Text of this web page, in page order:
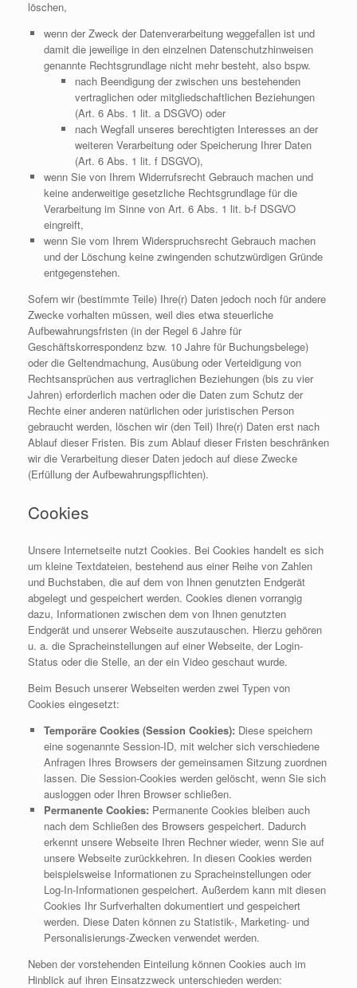
löschen,
wenn der Zweck der Datenverarbeitung weggefallen ist und
damit die jeweilige in den einzelnen Datenschutzhinweisen
genannte Rechtsgrundlage nicht mehr besteht, also bspw.
nach Beendigung der zwischen uns bestehenden
vertraglichen oder mitgliedschaftlichen Beziehungen
(Art. 6 Abs. 1 lit. a DSGVO) oder
nach Wegfall unseres berechtigten Interesses an der
weiteren Verarbeitung oder Speicherung Ihrer Daten
(Art. 6 Abs. 1 lit. f DSGVO),
wenn Sie von Ihrem Widerrufsrecht Gebrauch machen und
keine anderweitige gesetzliche Rechtsgrundlage für die
Verarbeitung im Sinne von Art. 6 Abs. 1 lit. b-f DSGVO
eingreift,
wenn Sie vom Ihrem Widerspruchsrecht Gebrauch machen
und der Löschung keine zwingenden schutzwürdigen Gründe
entgegenstehen.
Sofern wir (bestimmte Teile) Ihre(r) Daten jedoch noch für andere
Zwecke vorhalten müssen, weil dies etwa steuerliche
Aufbewahrungsfristen (in der Regel 6 Jahre für
Geschäftskorrespondenz bzw. 10 Jahre für Buchungsbelege)
oder die Geltendmachung, Ausübung oder Verteidigung von
Rechtsansprüchen aus vertraglichen Beziehungen (bis zu vier
Jahren) erforderlich machen oder die Daten zum Schutz der
Rechte einer anderen natürlichen oder juristischen Person
gebraucht werden, löschen wir (den Teil) Ihre(r) Daten erst nach
Ablauf dieser Fristen. Bis zum Ablauf dieser Fristen beschränken
wir die Verarbeitung dieser Daten jedoch auf diese Zwecke
(Erfüllung der Aufbewahrungspflichten).
Cookies
Unsere Internetseite nutzt Cookies. Bei Cookies handelt es sich
um kleine Textdateien, bestehend aus einer Reihe von Zahlen
und Buchstaben, die auf dem von Ihnen genutzten Endgerät
abgelegt und gespeichert werden. Cookies dienen vorrangig
dazu, Informationen zwischen dem von Ihnen genutzten
Endgerät und unserer Webseite auszutauschen. Hierzu gehören
u. a. die Spracheinstellungen auf einer Webseite, der Login-
Status oder die Stelle, an der ein Video geschaut wurde.
Beim Besuch unserer Webseiten werden zwei Typen von
Cookies eingesetzt:
Temporäre Cookies (Session Cookies): Diese speichern
eine sogenannte Session-ID, mit welcher sich verschiedene
Anfragen Ihres Browsers der gemeinsamen Sitzung zuordnen
lassen. Die Session-Cookies werden gelöscht, wenn Sie sich
ausloggen oder Ihren Browser schließen.
Permanente Cookies: Permanente Cookies bleiben auch
nach dem Schließen des Browsers gespeichert. Dadurch
erkennt unsere Webseite Ihren Rechner wieder, wenn Sie auf
unsere Webseite zurückkehren. In diesen Cookies werden
beispielsweise Informationen zu Spracheinstellungen oder
Log-In-Informationen gespeichert. Außerdem kann mit diesen
Cookies Ihr Surfverhalten dokumentiert und gespeichert
werden. Diese Daten können zu Statistik-, Marketing- und
Personalisierungs-Zwecken verwendet werden.
Neben der vorstehenden Einteilung können Cookies auch im
Hinblick auf ihren Einsatzzweck unterschieden werden: